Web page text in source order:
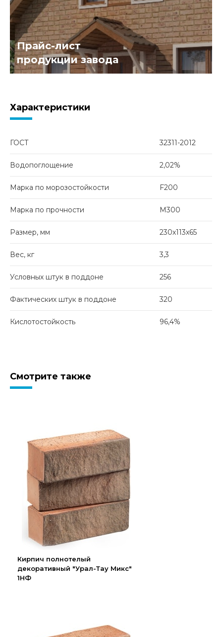
Прайс-лист
продукции завода
Характеристики
ГОСТ 32311-2012
Водопоглощение 2,02%
Марка по морозостойкости F200
Марка по прочности М300
Размер, мм 230х113х65
Вес, кг 3,3
Условных штук в поддоне 256
Фактических штук в поддоне 320
Кислотостойкость 96,4%
Смотрите также
Кирпич полнотелый
декоративный "Урал-Тау Микс"
1НФ